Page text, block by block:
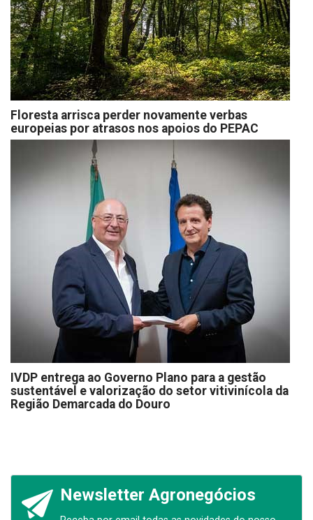
Floresta arrisca perder novamente verbas
europeias por atrasos nos apoios do PEPAC
IVDP entrega ao Governo Plano para a gestão
sustentável e valorização do setor vitivinícola da
Região Demarcada do Douro
Newsletter Agronegócios